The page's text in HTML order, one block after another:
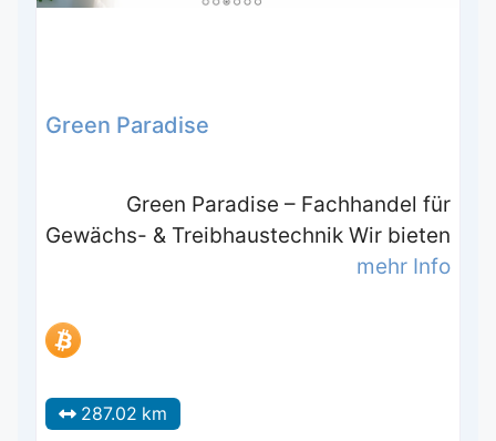
Green Paradise
Green Paradise – Fachhandel für
Gewächs- & Treibhaustechnik Wir bieten
mehr Info
287.02 km